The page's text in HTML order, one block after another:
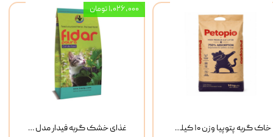
غذای خشک گربه فیدار مدل Adult وزن 10 کیلوگرم
۱,۰۲۶,۰۰۰ تومان
خاک گربه پتوپیا وزن ۱۰ کیلوگرم